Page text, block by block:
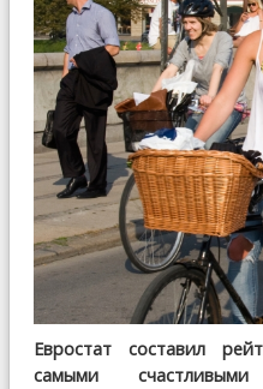
Евростат составил
самыми